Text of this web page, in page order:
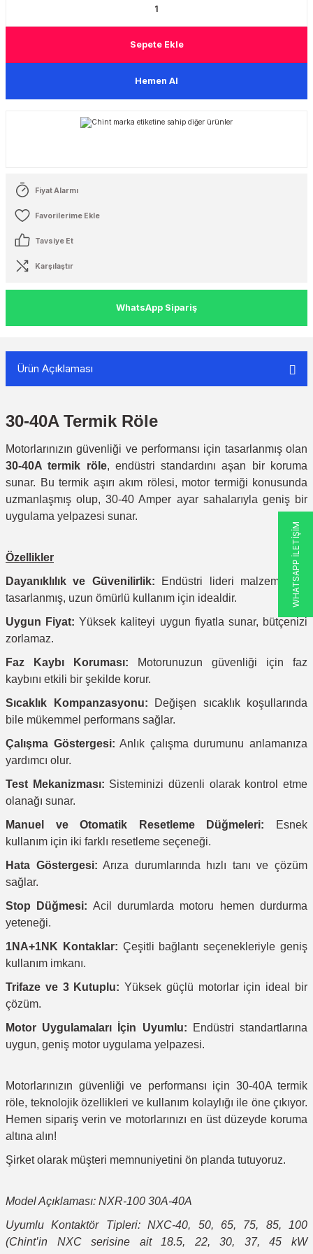
Sepete Ekle
Hemen Al
Fiyat Alarmı
Tavsiye Et
Karşılaştır
WhatsApp Sipariş
Ürün Açıklaması
30-40A Termik Röle
Motorlarınızın güvenliği ve performansı için tasarlanmış olan
30-40A termik röle, endüstri standardını aşan bir koruma
sunar. Bu termik aşırı akım rölesi, motor termiği konusunda
uzmanlaşmış olup, 30-40 Amper ayar sahalarıyla geniş bir
uygulama yelpazesi sunar.
Özellikler
Dayanıklılık ve Güvenilirlik: Endüstri lideri malzemelerle
tasarlanmış, uzun ömürlü kullanım için idealdir.
Uygun Fiyat: Yüksek kaliteyi uygun fiyatla sunar, bütçenizi
zorlamaz.
Faz Kaybı Koruması: Motorunuzun güvenliği için faz
kaybını etkili bir şekilde korur.
Sıcaklık Kompanzasyonu: Değişen sıcaklık koşullarında
bile mükemmel performans sağlar.
Çalışma Göstergesi: Anlık çalışma durumunu anlamanıza
yardımcı olur.
Test Mekanizması: Sisteminizi düzenli olarak kontrol etme
olanağı sunar.
Manuel ve Otomatik Resetleme Düğmeleri: Esnek
kullanım için iki farklı resetleme seçeneği.
Hata Göstergesi: Arıza durumlarında hızlı tanı ve çözüm
sağlar.
Stop Düğmesi: Acil durumlarda motoru hemen durdurma
yeteneği.
1NA+1NK Kontaklar: Çeşitli bağlantı seçenekleriyle geniş
kullanım imkanı.
Trifaze ve 3 Kutuplu: Yüksek güçlü motorlar için ideal bir
çözüm.
Motor Uygulamaları İçin Uyumlu: Endüstri standartlarına
uygun, geniş motor uygulama yelpazesi.
Motorlarınızın güvenliği ve performansı için 30-40A termik
röle, teknolojik özellikleri ve kullanım kolaylığı ile öne çıkıyor.
Hemen sipariş verin ve motorlarınızı en üst düzeyde koruma
altına alın!
Şirket olarak müşteri memnuniyetini ön planda tutuyoruz.
Model Açıklaması: NXR-100 30A-40A
Uyumlu Kontaktör Tipleri: NXC-40, 50, 65, 75, 85, 100
(Chint’in NXC serisine ait 18.5, 22, 30, 37, 45 kW
WHATSAPP İLETİŞİM